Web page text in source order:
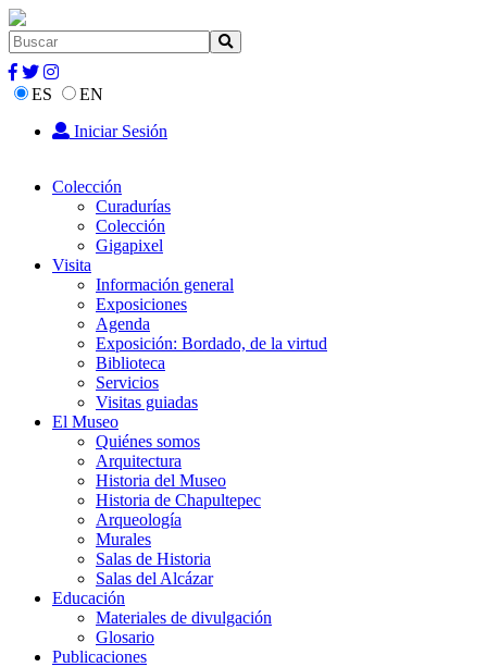
ES
EN
Iniciar Sesión
Colección
Curadurías
Colección
Gigapixel
Visita
Información general
Exposiciones
Agenda
Exposición: Bordado, de la virtud
Biblioteca
Servicios
Visitas guiadas
El Museo
Quiénes somos
Arquitectura
Historia del Museo
Historia de Chapultepec
Arqueología
Murales
Salas de Historia
Salas del Alcázar
Educación
Materiales de divulgación
Glosario
Publicaciones